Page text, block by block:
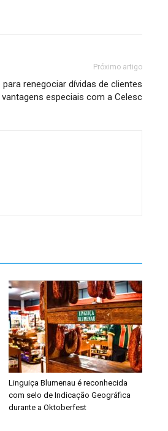
Próximo artigo
renegociar dívidas de clientes
especiais com a Celesc
Linguiça Blumenau é reconhecida
com selo de Indicação Geográfica
durante a Oktoberfest